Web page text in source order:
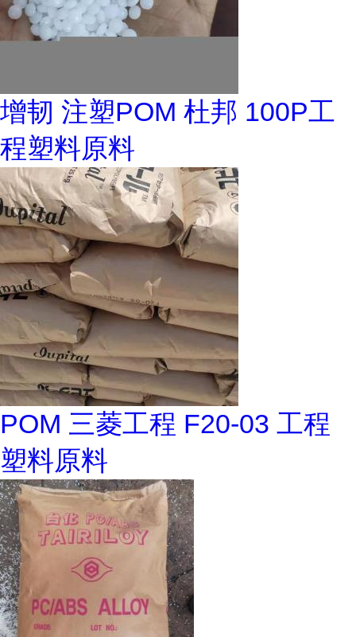
增韧 注塑POM 杜邦 100P工
程塑料原料
POM 三菱工程 F20-03 工程
塑料原料